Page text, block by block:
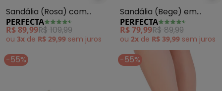
Sandália (Rosa) com
Salto Quadrado
PERFECTA
R$ 89,99R$ 109,99
ou 3x de R$ 29,99 sem juros
Sandália (Bege) em
Sintético
PERFECTA
R$ 79,99R$ 89,99
ou 2x de R$ 39,99 sem juros
-55% -55%